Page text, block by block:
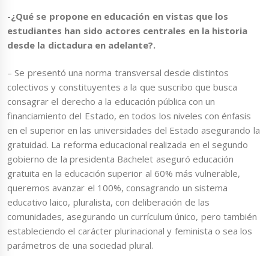
-¿Qué se propone en educación en vistas que los
estudiantes han sido actores centrales en la historia
desde la dictadura en adelante?.
– Se presentó una norma transversal desde distintos
colectivos y constituyentes a la que suscribo que busca
consagrar el derecho a la educación pública con un
financiamiento del Estado, en todos los niveles con énfasis
en el superior en las universidades del Estado asegurando la
gratuidad. La reforma educacional realizada en el segundo
gobierno de la presidenta Bachelet aseguró educación
gratuita en la educación superior al 60% más vulnerable,
queremos avanzar el 100%, consagrando un sistema
educativo laico, pluralista, con deliberación de las
comunidades, asegurando un currículum único, pero también
estableciendo el carácter plurinacional y feminista o sea los
parámetros de una sociedad plural.